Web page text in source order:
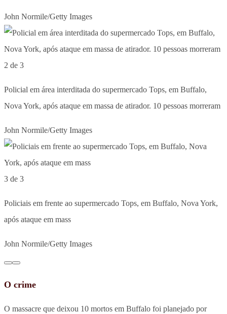
John Normile/Getty Images
2 de 3
Policial em área interditada do supermercado Tops, em Buffalo,
Nova York, após ataque em massa de atirador. 10 pessoas morreram
John Normile/Getty Images
3 de 3
Policiais em frente ao supermercado Tops, em Buffalo, Nova York,
após ataque em mass
John Normile/Getty Images
O crime
O massacre que deixou 10 mortos em Buffalo foi planejado por